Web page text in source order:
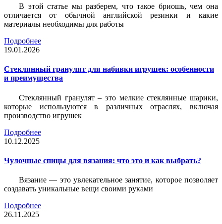
В этой статье мы разберем, что такое бриошь, чем она
отличается от обычной английской резинки и какие
материалы необходимы для работы
Подробнее
19.01.2026
Стеклянный гранулят для набивки игрушек: особенности
и преимущества
Стеклянный гранулят – это мелкие стеклянные шарики,
которые используются в различных отраслях, включая
производство игрушек
Подробнее
10.12.2025
Чулочные спицы для вязания: что это и как выбрать?
Вязание — это увлекательное занятие, которое позволяет
создавать уникальные вещи своими руками
Подробнее
26.11.2025